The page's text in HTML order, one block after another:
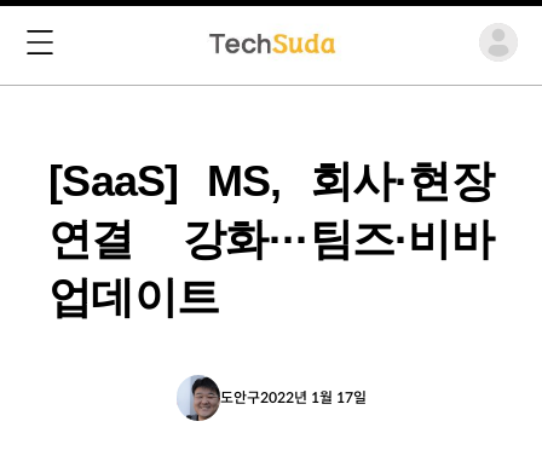
[SaaS] MS, 회사·현장
연결 강화···팀즈·비바
업데이트
도안구2022년 1월 17일